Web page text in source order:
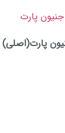
پارت(اصلی)